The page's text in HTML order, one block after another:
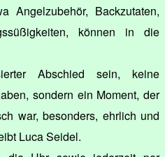
Angelzubehör, Backzutaten,
können in die
Abschied sein, keine
sondern ein Moment, der
war, besonders, ehrlich und
Luca Seidel.